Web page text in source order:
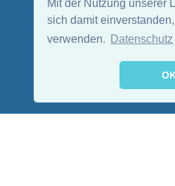
Mit der Nutzung unserer
sich damit
verwenden.
Datenschutz